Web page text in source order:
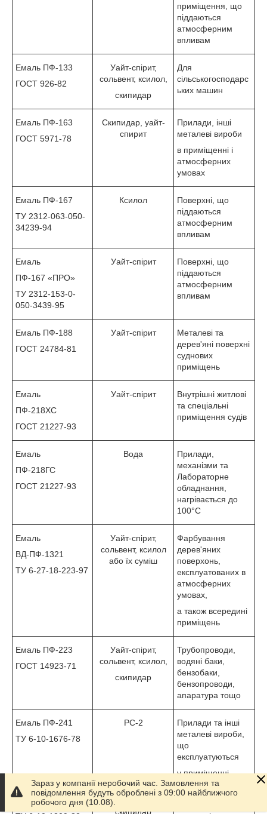
приміщення, що
піддаються
атмосферним
впливам
Емаль ПФ-133
ГОСТ 926-82
Уайт-спірит,
сольвент, ксилол,
скипидар
Для
сільськогосподарс
ьких машин
Емаль ПФ-163
ГОСТ 5971-78
Скипидар, уайт-
спирит
Прилади, інші
металеві вироби
в приміщенні і
атмосферних
умовах
Емаль ПФ-167
ТУ 2312-063-050-
34239-94
Ксилол
Поверхні, що
піддаються
атмосферним
впливам
Емаль
ПФ-167 «ПРО»
ТУ 2312-153-0-
050-3439-95
Уайт-спірит
Поверхні, що
піддаються
атмосферним
впливам
Емаль ПФ-188
ГОСТ 24784-81
Уайт-спірит
Металеві та
дерев'яні поверхні
суднових
приміщень
Емаль
ПФ-218ХС
ГОСТ 21227-93
Уайт-спірит
Внутрішні житлові
та спеціальні
приміщення судів
Емаль
ПФ-218ГС
ГОСТ 21227-93
Вода
Прилади,
механізми та
Лабораторне
обладнання,
нагрівається до
100°С
Емаль
ВД-ПФ-1321
ТУ 6-27-18-223-97
Уайт-спірит,
сольвент, ксилол
або їх суміш
Фарбування
дерев'яних
поверхонь,
експлуатованих в
атмосферних
умовах,
а також всередині
приміщень
Емаль ПФ-223
ГОСТ 14923-71
Уайт-спірит,
сольвент, ксилол,
скипидар
Трубопроводи,
водяні баки,
бензобаки,
бензопроводи,
апаратура тощо
Емаль ПФ-241
ТУ 6-10-1676-78
РС-2
Прилади та інші
металеві вироби,
що
експлуатуються
у приміщенні
Емаль ПФ-837
Уайт-спірит,
скипидар
Зараз у компанії неробочий час. Замовлення та
повідомлення будуть оброблені з 09:00 найближчого
робочого дня (10.08).